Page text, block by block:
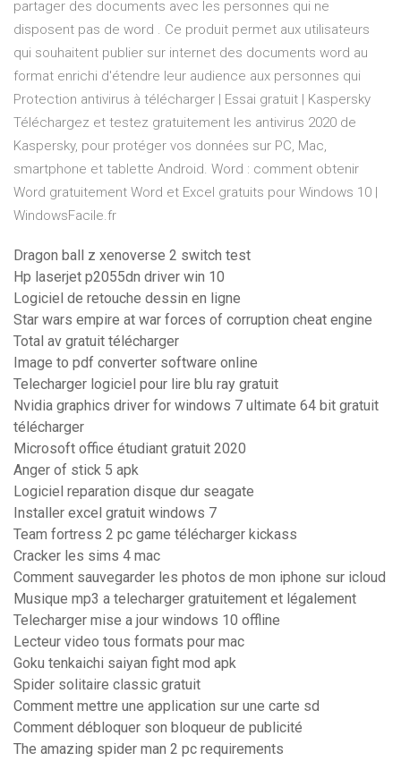
partager des documents avec les personnes qui ne
disposent pas de word . Ce produit permet aux utilisateurs
qui souhaitent publier sur internet des documents word au
format enrichi d'étendre leur audience aux personnes qui
Protection antivirus à télécharger | Essai gratuit | Kaspersky
Téléchargez et testez gratuitement les antivirus 2020 de
Kaspersky, pour protéger vos données sur PC, Mac,
smartphone et tablette Android. Word : comment obtenir
Word gratuitement Word et Excel gratuits pour Windows 10 |
WindowsFacile.fr
Dragon ball z xenoverse 2 switch test
Hp laserjet p2055dn driver win 10
Logiciel de retouche dessin en ligne
Star wars empire at war forces of corruption cheat engine
Total av gratuit télécharger
Image to pdf converter software online
Telecharger logiciel pour lire blu ray gratuit
Nvidia graphics driver for windows 7 ultimate 64 bit gratuit
télécharger
Microsoft office étudiant gratuit 2020
Anger of stick 5 apk
Logiciel reparation disque dur seagate
Installer excel gratuit windows 7
Team fortress 2 pc game télécharger kickass
Cracker les sims 4 mac
Comment sauvegarder les photos de mon iphone sur icloud
Musique mp3 a telecharger gratuitement et légalement
Telecharger mise a jour windows 10 offline
Lecteur video tous formats pour mac
Goku tenkaichi saiyan fight mod apk
Spider solitaire classic gratuit
Comment mettre une application sur une carte sd
Comment débloquer son bloqueur de publicité
The amazing spider man 2 pc requirements